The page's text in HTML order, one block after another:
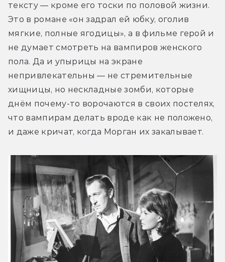
тексту — кроме его тоски по половой жизни.
Это в романе «он задрал ей юбку, оголив
мягкие, полные ягодицы», а в фильме герой и
не думает смотреть на вампиров женского
пола. Да и упырицы на экране
непривлекательны — не стремительные
хищницы, но нескладные зомби, которые
днём почему-то ворочаются в своих постелях,
что вампирам делать вроде как не положено,
и даже кричат, когда Морган их закалывает.